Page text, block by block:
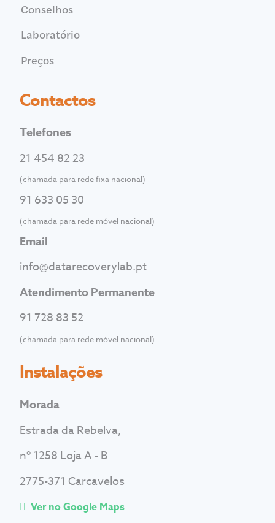
Conselhos
Laboratório
Preços
Contactos
Telefones
21 454 82 23
(chamada para rede fixa nacional)
91 633 05 30
(chamada para rede móvel nacional)
Email
info@datarecoverylab.pt
Atendimento Permanente
91 728 83 52
(chamada para rede móvel nacional)
Instalações
Morada
Estrada da Rebelva,
nº 1258 Loja A - B
2775-371 Carcavelos
Ver no Google Maps